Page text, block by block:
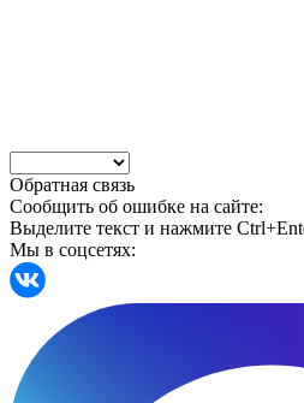
Обратная связь
Сообщить об ошибке на сайте:
Выделите текст и нажмите
Мы в соцсетях: